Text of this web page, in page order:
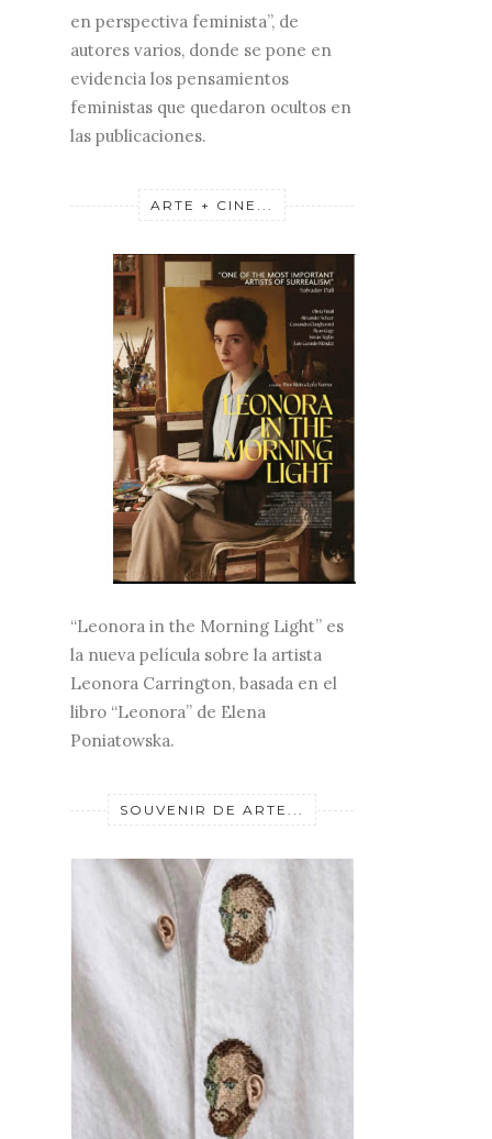
en perspectiva feminista”, de
autores varios, donde se pone en
evidencia los pensamientos
feministas que quedaron ocultos en
las publicaciones.
ARTE + CINE...
“Leonora in the Morning Light” es
la nueva película sobre la artista
Leonora Carrington, basada en el
libro “Leonora” de Elena
Poniatowska.
SOUVENIR DE ARTE...